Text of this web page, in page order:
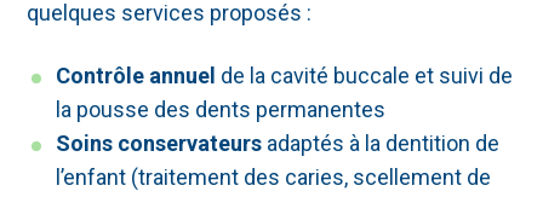
quelques services proposés :
Contrôle annuel de la cavité buccale et suivi de
la pousse des dents permanentes
Soins conservateurs adaptés à la dentition de
l’enfant (traitement des caries, scellement de